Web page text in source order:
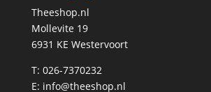
Theeshop.nl
Mollevite 19
6931 KE Westervoort
T: 026-7370232
E: info@theeshop.nl